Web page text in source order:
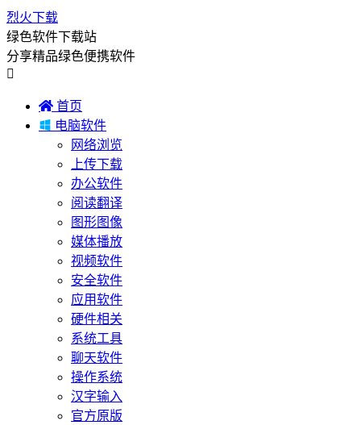
烈火下载
绿色软件下载站
分享精品绿色便携软件

 首页
 电脑软件
网络浏览
上传下载
办公软件
阅读翻译
图形图像
媒体播放
视频软件
安全软件
应用软件
硬件相关
系统工具
聊天软件
操作系统
汉字输入
官方原版